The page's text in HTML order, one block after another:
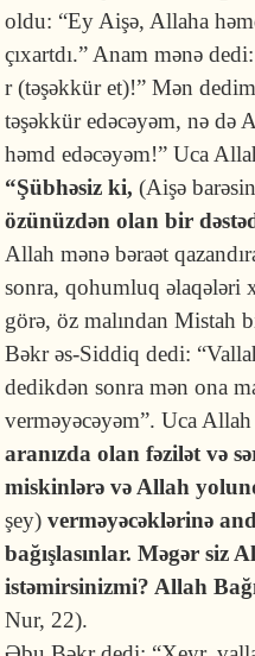
oldu: “Ey Aişə, Allaha
çıxartdı.” Anam mənə
r (təşəkkür et)!” Mən
təşəkkür edəcəyəm, nə də
həmd edəcəyəm!” Uca
“Şübhəsiz ki,(Aişə
özünüzdən olan bir
Allah mənə bəraət
sonra, qohum­luq əlaqələ­ri
görə, öz malından Mistah
Bəkr əs-Sid­diq dedi:
de­dikdən sonra mən ona
verməyəcəyəm”. Uca
aranızda olan fəzilət və
miskin­lərə və Allah
şey) ver­mə­yə­cək­lə­ri­nə
bağışlasınlar. Məgər siz
istəmirsinizmi? Allah
Nur, 22).